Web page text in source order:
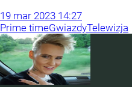
19 mar 2023 14:27
Prime timeGwiazdyTelewizja